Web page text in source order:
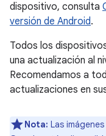
dispositivo, consulta
versión de Android.
Todos los
una actualización al
Recomendamos a
actualizaciones en
Nota: Las